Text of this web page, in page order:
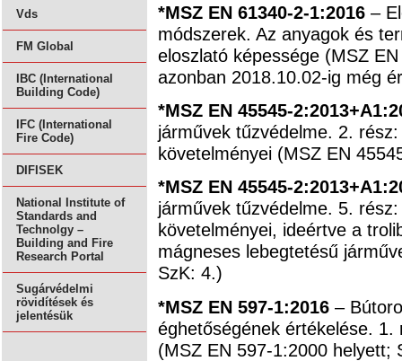
Vds
FM Global
IBC (International
Building Code)
IFC (International
Fire Code)
DIFISEK
National Institute of
Standards and
Technolgy –
Building and Fire
Research Portal
Sugárvédelmi
rövidítések és
jelentésük
*MSZ EN 61340-2-1:2016–
módszerek. Az anyagok és
eloszlató képessége (MSZ
azonban 2018.10.02-ig még
*MSZ EN 45545-
járművek tűzvédelme. 2.
követelményei (MSZ EN
*MSZ EN 45545-
járművek tűzvédelme. 5.
követelményei, ideértve a
mágneses lebegtetésű
SzK: 4.)
*MSZ EN 597-1:2016–
éghetőségének értékelése.
(MSZ EN 597-1:2000 helyett;